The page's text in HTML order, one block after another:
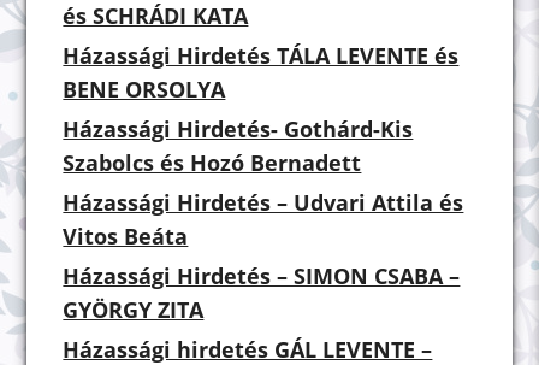
és SCHRÁDI KATA
Házassági Hirdetés TÁLA LEVENTE és
BENE ORSOLYA
Házassági Hirdetés- Gothárd-Kis
Szabolcs és Hozó Bernadett
Házassági Hirdetés – Udvari Attila és
Vitos Beáta
Házassági Hirdetés – SIMON CSABA –
GYÖRGY ZITA
Házassági hirdetés GÁL LEVENTE –